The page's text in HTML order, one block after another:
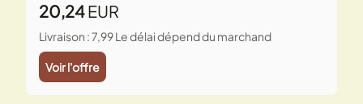
20,24EUR
Livraison : 7,99Le délai dépend du marchand
Voir l'offre